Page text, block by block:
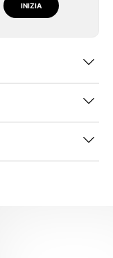
INIZIA